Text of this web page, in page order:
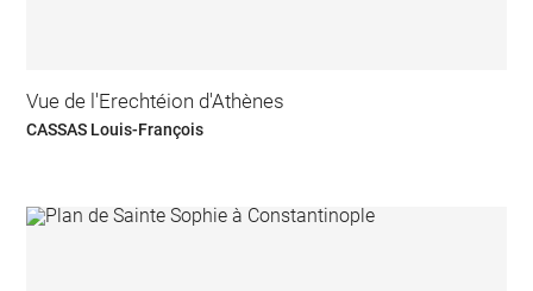
Vue de l'Erechtéion d'Athènes
CASSAS Louis-François